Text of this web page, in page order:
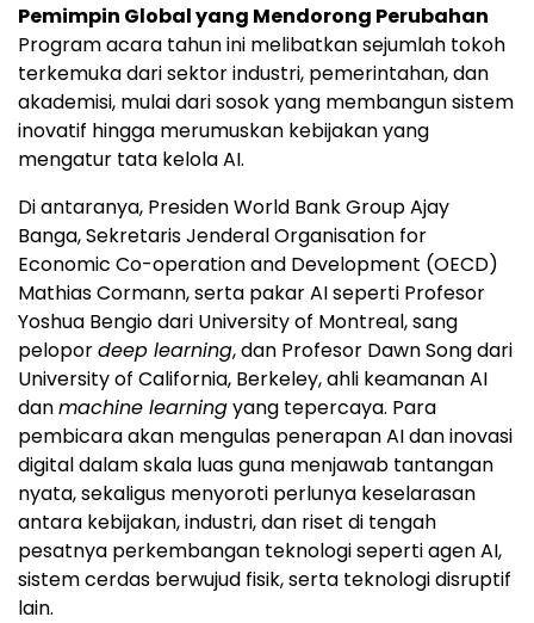
Pemimpin Global yang Mendorong Perubahan
Program acara tahun ini melibatkan sejumlah tokoh
terkemuka dari sektor industri, pemerintahan, dan
akademisi, mulai dari sosok yang membangun sistem
inovatif hingga merumuskan kebijakan yang
mengatur tata kelola AI.
Di antaranya, Presiden World Bank Group Ajay
Banga, Sekretaris Jenderal Organisation for
Economic Co-operation and Development (OECD)
Mathias Cormann, serta pakar AI seperti Profesor
Yoshua Bengio dari University of Montreal, sang
pelopordeep learning, dan Profesor Dawn Song dari
University of California, Berkeley, ahli keamanan AI
danmachine learningyang tepercaya. Para
pembicara akan mengulas penerapan AI dan inovasi
digital dalam skala luas guna menjawab tantangan
nyata, sekaligus menyoroti perlunya keselarasan
antara kebijakan, industri, dan riset di tengah
pesatnya perkembangan teknologi seperti agen AI,
sistem cerdas berwujud fisik, serta teknologi disruptif
lain.